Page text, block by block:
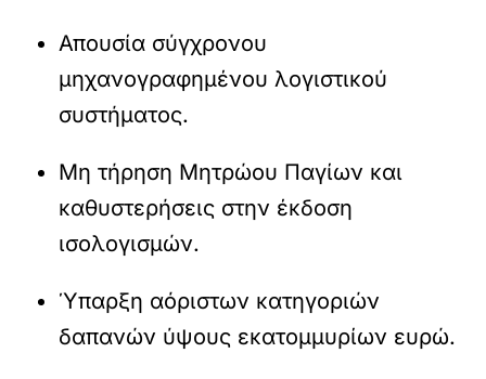
Απουσία σύγχρονου
μηχανογραφημένου λογιστικού
συστήματος.
Μη τήρηση Μητρώου Παγίων και
καθυστερήσεις στην έκδοση
ισολογισμών.
Ύπαρξη αόριστων κατηγοριών
δαπανών ύψους εκατομμυρίων ευρώ.